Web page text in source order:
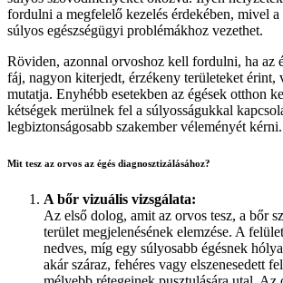
fordulni a megfelelő kezelés érdekében, mivel a
súlyos egészségügyi problémákhoz vezethet.
Röviden, azonnal orvoshoz kell fordulni, ha az
fáj, nagyon kiterjedt, érzékeny területeket érint,
mutatja. Enyhébb esetekben az égések otthon
kétségek merülnek fel a súlyosságukkal
legbiztonságosabb szakember véleményét kérni.
Mit tesz az orvos az égés diagnosztizálásához?
A bőr vizuális vizsgálata:
Az első dolog, amit az orvos tesz, a bőr
terület megjelenésének elemzése. A
nedves, míg egy súlyosabb égésnek
akár száraz, fehéres vagy elszenesedett